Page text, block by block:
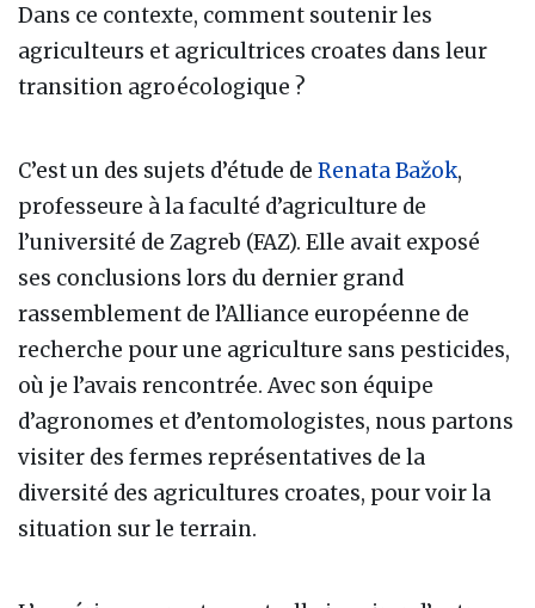
Dans ce contexte, comment soutenir les
agriculteurs et agricultrices croates dans leur
transition agroécologique ?
C’est un des sujets d’étude de Renata Bažok,
professeure à la faculté d’agriculture de
l’université de Zagreb (FAZ). Elle avait exposé
ses conclusions lors du dernier grand
rassemblement de l’Alliance européenne de
recherche pour une agriculture sans pesticides,
où je l’avais rencontrée. Avec son équipe
d’agronomes et d’entomologistes, nous partons
visiter des fermes représentatives de la
diversité des agricultures croates, pour voir la
situation sur le terrain.